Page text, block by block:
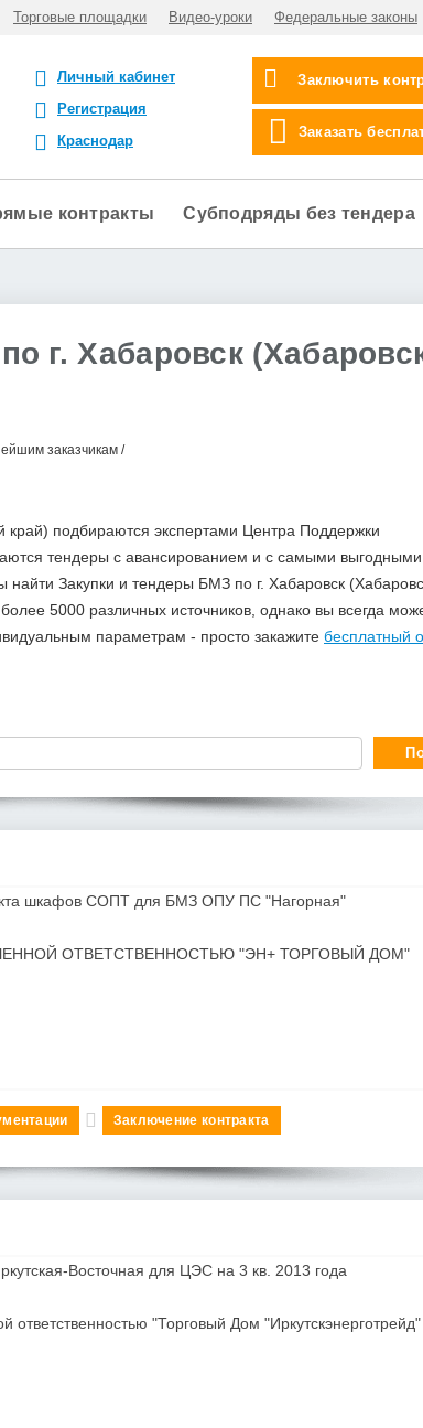
Торговые площадки Видео-уроки Федеральные законы
Личный кабинет
Регистрация
Краснодар
Заключить
Заказать
контракты Субподряды без тендера
г. Хабаровск
заказчикам
край) подбираются экспертами Центра Поддержки
тендеры с авансированием и с самыми выгодными
Закупки и тендеры БМЗ по г. Хабаровск
5000 различных источников, однако вы всегда
параметрам - просто закажите бесплатный
шкафов СОПТ для БМЗ ОПУ ПС "Нагорная"
ОТВЕТСТВЕННОСТЬЮ "ЭН+ ТОРГОВЫЙ ДОМ"
Заключение контракта
Восточная для ЦЭС на 3 кв. 2013 года
ответственностью "Торговый Дом "Иркутскэнерготрейд"